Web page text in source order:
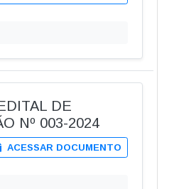
DE
Nº 003-2024
ACESSAR DOCUMENTO